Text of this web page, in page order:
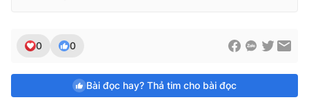
0 0
Bài đọc hay? Thả tim cho bài đọc